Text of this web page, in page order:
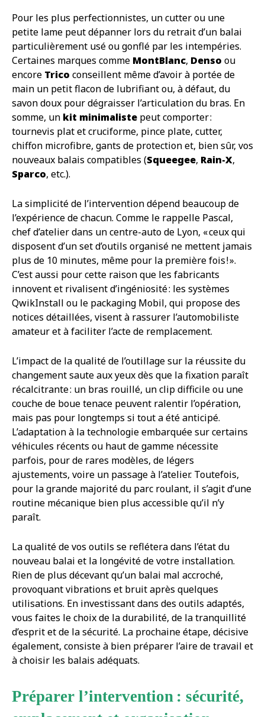
Pour les plus perfectionnistes, un cutter ou une
petite lame peut dépanner lors du retrait d’un balai
particulièrement usé ou gonflé par les intempéries.
Certaines marques comme MontBlanc, Denso ou
encore Trico conseillent même d’avoir à portée de
main un petit flacon de lubrifiant ou, à défaut, du
savon doux pour dégraisser l’articulation du bras. En
somme, un kit minimaliste peut comporter :
tournevis plat et cruciforme, pince plate, cutter,
chiffon microfibre, gants de protection et, bien sûr, vos
nouveaux balais compatibles (Squeegee, Rain-X,
Sparco, etc.).
La simplicité de l’intervention dépend beaucoup de
l’expérience de chacun. Comme le rappelle Pascal,
chef d’atelier dans un centre-auto de Lyon, « ceux qui
disposent d’un set d’outils organisé ne mettent jamais
plus de 10 minutes, même pour la première fois ! ».
C’est aussi pour cette raison que les fabricants
innovent et rivalisent d’ingéniosité : les systèmes
QwikInstall ou le packaging Mobil, qui propose des
notices détaillées, visent à rassurer l’automobiliste
amateur et à faciliter l’acte de remplacement.
L’impact de la qualité de l’outillage sur la réussite du
changement saute aux yeux dès que la fixation paraît
récalcitrante : un bras rouillé, un clip difficile ou une
couche de boue tenace peuvent ralentir l’opération,
mais pas pour longtemps si tout a été anticipé.
L’adaptation à la technologie embarquée sur certains
véhicules récents ou haut de gamme nécessite
parfois, pour de rares modèles, de légers
ajustements, voire un passage à l’atelier. Toutefois,
pour la grande majorité du parc roulant, il s’agit d’une
routine mécanique bien plus accessible qu’il n’y
paraît.
La qualité de vos outils se reflétera dans l’état du
nouveau balai et la longévité de votre installation.
Rien de plus décevant qu’un balai mal accroché,
provoquant vibrations et bruit après quelques
utilisations. En investissant dans des outils adaptés,
vous faites le choix de la durabilité, de la tranquillité
d’esprit et de la sécurité. La prochaine étape, décisive
également, consiste à bien préparer l’aire de travail et
à choisir les balais adéquats.
Préparer l’intervention : sécurité,